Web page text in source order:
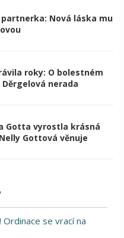
Nová láska mu
roky: O bolestném
nerada
Gotta vyrostla krásná
Gottová věnuje
se vrací na